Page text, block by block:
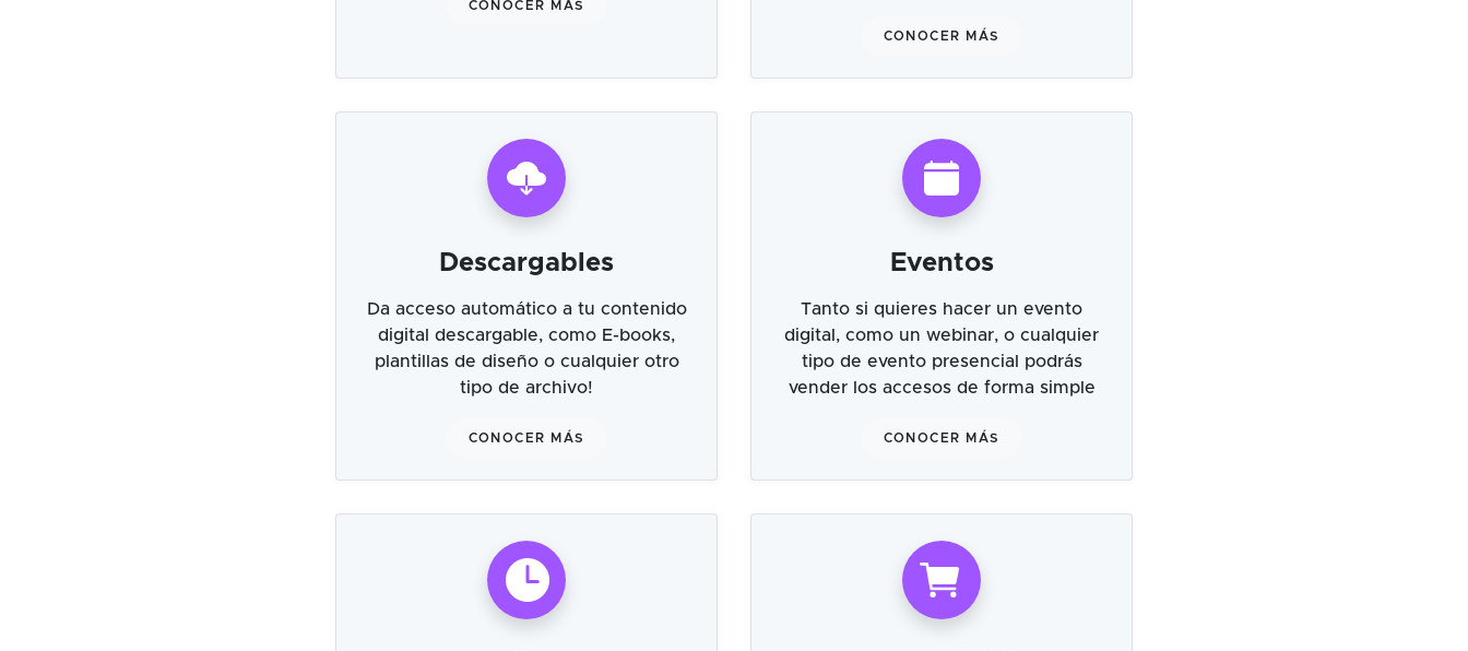
CONOCER MÁS
CONOCER MÁS
Descargables
Da acceso automático a tu contenido
digital descargable, como E-books,
plantillas de diseño o cualquier otro
tipo de archivo!
CONOCER MÁS
Eventos
Tanto si quieres hacer un evento
digital, como un webinar, o cualquier
tipo de evento presencial podrás
vender los accesos de forma simple
CONOCER MÁS